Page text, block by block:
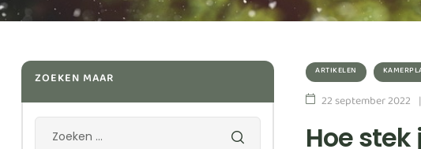
ARTIKELEN
22 september 2022
Hoe
ZOEKEN MAAR